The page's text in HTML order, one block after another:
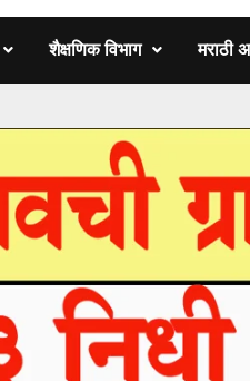
शैक्षणिक विभाग मराठी